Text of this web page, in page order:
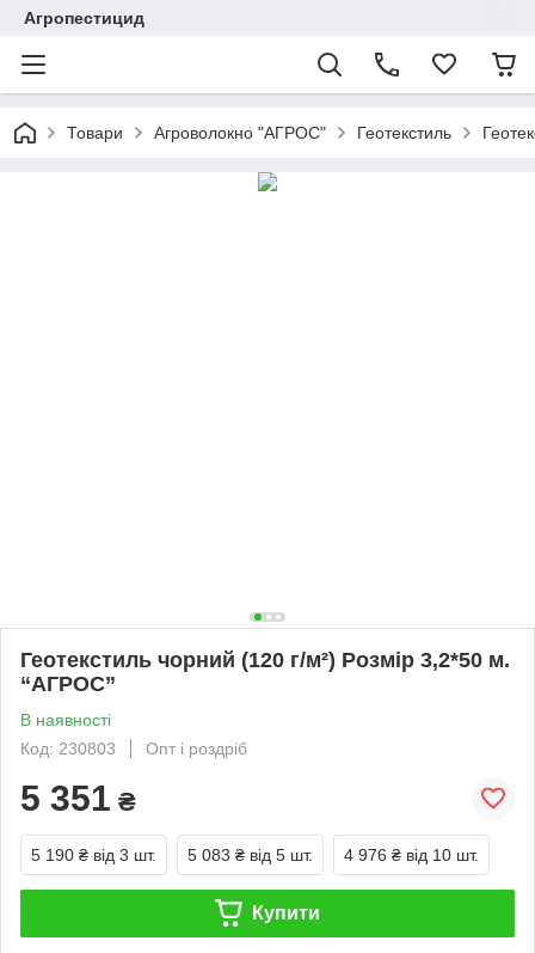
Агропестицид
Товари Агроволокно "АГРОС" Геотекстиль
Геотекстиль чорний (120 г/м²) Розмір 3,2*50 м.
“AГРОС”
В наявності
Код: 230803
Опт і роздріб
5 351 ₴
5 190 ₴ від 3 шт. 5 083 ₴ від 5 шт. 4 976 ₴ від 10 шт.
Купити